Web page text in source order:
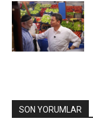
SON YORUMLAR